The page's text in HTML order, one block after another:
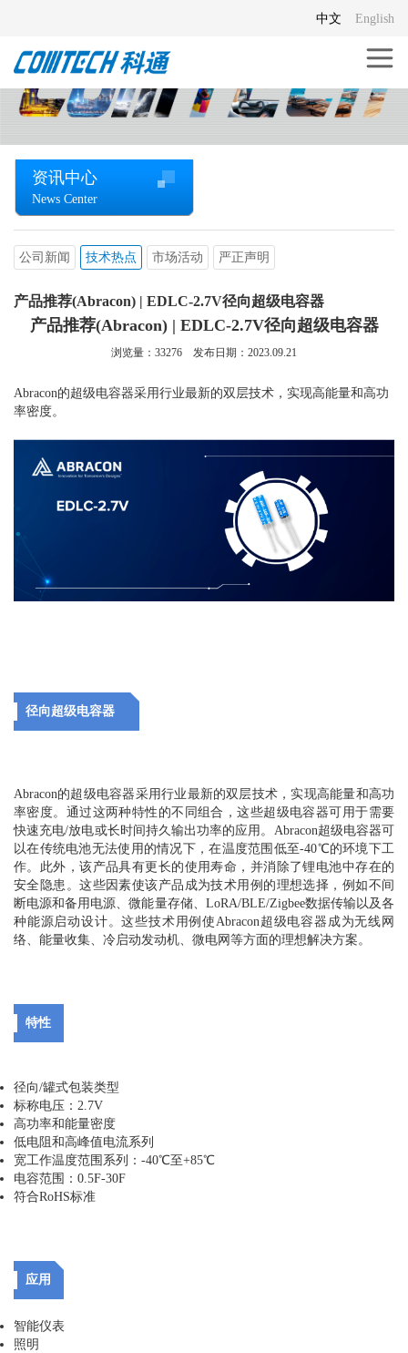
English
中文
资讯中心
News Center
公司新闻 技术热点 市场活动 严正声明
产品推荐(Abracon) | EDLC-2.7V径向超级电容器
产品推荐(Abracon) | EDLC-2.7V径向超级电容器
浏览量： 33276 发布日期：2023.09.21
Abracon的超级电容器采用行业最新的双层技术，实现高能量和高功
率密度。
径向超级电容器
Abracon的超级电容器采用行业最新的双层技术，实现高能量和高功
率密度。通过这两种特性的不同组合，这些超级电容器可用于需要
快速充电/放电或长时间持久输出功率的应用。Abracon超级电容器可
以在传统电池无法使用的情况下，在温度范围低至-40℃的环境下工
作。此外，该产品具有更长的使用寿命，并消除了锂电池中存在的
安全隐患。这些因素使该产品成为技术用例的理想选择，例如不间
断电源和备用电源、微能量存储、LoRA/BLE/Zigbee数据传输以及各
种能源启动设计。这些技术用例使Abracon超级电容器成为无线网
络、能量收集、冷启动发动机、微电网等方面的理想解决方案。
特性
径向/罐式包装类型
标称电压：2.7V
高功率和能量密度
低电阻和高峰值电流系列
宽工作温度范围系列：-40℃至+85℃
电容范围：0.5F-30F
符合RoHS标准
应用
智能仪表
照明